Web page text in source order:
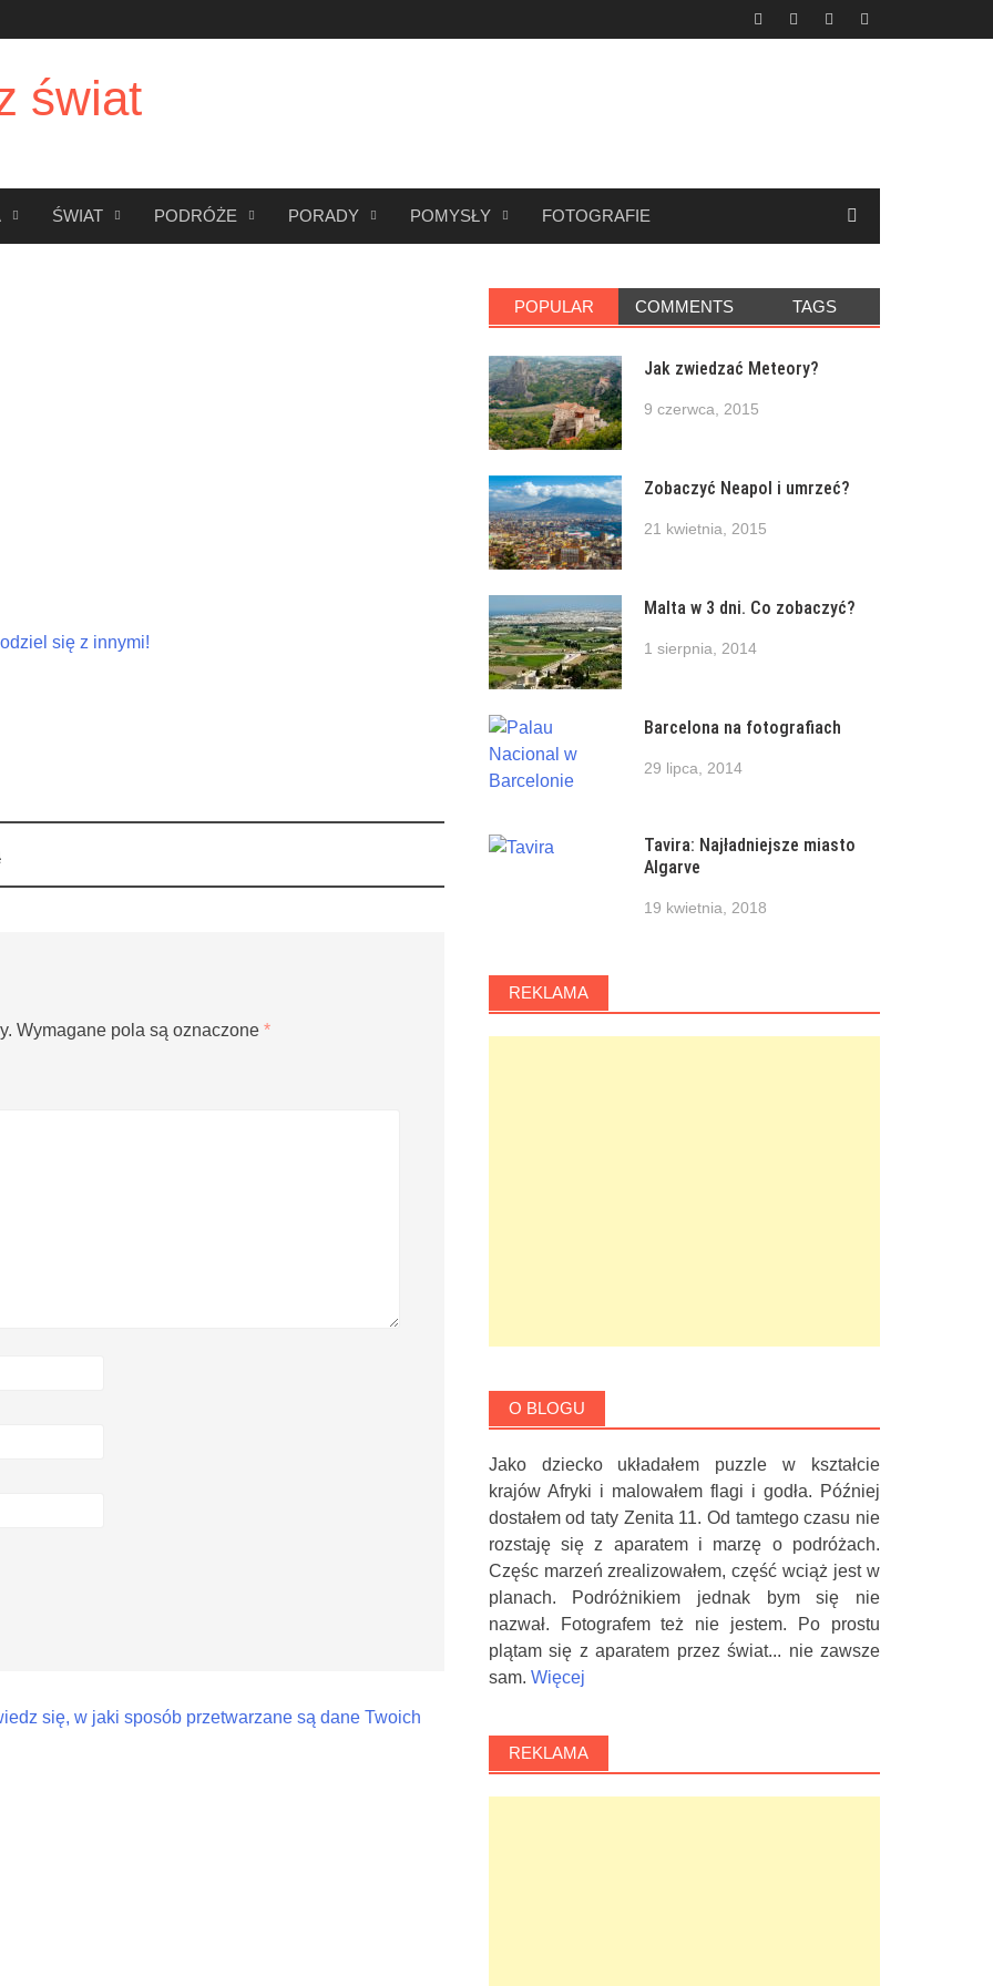
świat
ŚWIAT PODRÓŻE PORADY POMYSŁY FOTOGRAFIE
się z innymi!
Wymagane pola są oznaczone *
się, w jaki sposób przetwarzane są dane Twoich
POPULAR COMMENTS TAGS
Jak zwiedzać Meteory?
9 czerwca, 2015
Zobaczyć Neapol i umrzeć?
21 kwietnia, 2015
Malta w 3 dni. Co zobaczyć?
1 sierpnia, 2014
Barcelona na fotografiach
29 lipca, 2014
Tavira: Najładniejsze miasto
Algarve
19 kwietnia, 2018
REKLAMA
O BLOGU
Jako dziecko układałem puzzle w kształcie
krajów Afryki i malowałem flagi i godła. Później
dostałem od taty Zenita 11. Od tamtego czasu nie
rozstaję się z aparatem i marzę o podróżach.
Częśc marzeń zrealizowałem, część wciąż jest w
planach. Podróżnikiem jednak bym się nie
nazwał. Fotografem też nie jestem. Po prostu
plątam się z aparatem przez świat... nie zawsze
sam. Więcej
REKLAMA